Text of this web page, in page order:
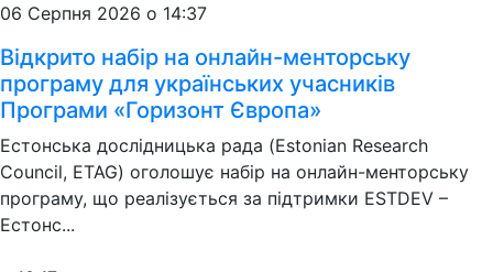
06 Серпня 2026 о 14:37
Відкрито набір на онлайн-менторську
програму для українських учасників
Програми «Горизонт Європа»
Естонська дослідницька рада (Estonian Research
Council, ETAG) оголошує набір на онлайн-менторську
програму, що реалізується за підтримки ESTDEV –
Естонс...